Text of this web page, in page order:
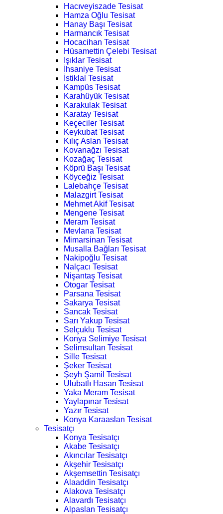
Hacıveyiszade Tesisat
Hamza Oğlu Tesisat
Hanay Başı Tesisat
Harmancık Tesisat
Hocacihan Tesisat
Hüsamettin Çelebi Tesisat
Işıklar Tesisat
İhsaniye Tesisat
İstiklal Tesisat
Kampüs Tesisat
Karahüyük Tesisat
Karakulak Tesisat
Karatay Tesisat
Keçeciler Tesisat
Keykubat Tesisat
Kılıç Aslan Tesisat
Kovanağzı Tesisat
Kozağaç Tesisat
Köprü Başı Tesisat
Köyceğiz Tesisat
Lalebahçe Tesisat
Malazgirt Tesisat
Mehmet Akif Tesisat
Mengene Tesisat
Meram Tesisat
Mevlana Tesisat
Mimarsinan Tesisat
Musalla Bağları Tesisat
Nakipoğlu Tesisat
Nalçacı Tesisat
Nişantaş Tesisat
Otogar Tesisat
Parsana Tesisat
Sakarya Tesisat
Sancak Tesisat
Sarı Yakup Tesisat
Selçuklu Tesisat
Konya Selimiye Tesisat
Selimsultan Tesisat
Sille Tesisat
Şeker Tesisat
Şeyh Şamil Tesisat
Ulubatlı Hasan Tesisat
Yaka Meram Tesisat
Yaylapınar Tesisat
Yazır Tesisat
Konya Karaaslan Tesisat
Tesisatçı
Konya Tesisatçı
Akabe Tesisatçı
Akıncılar Tesisatçı
Akşehir Tesisatçı
Akşemsettin Tesisatçı
Alaaddin Tesisatçı
Alakova Tesisatçı
Alavardı Tesisatçı
Alpaslan Tesisatçı